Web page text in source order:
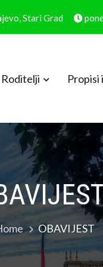
Stari Grad
Roditelji Propisi
OBAVIJEST